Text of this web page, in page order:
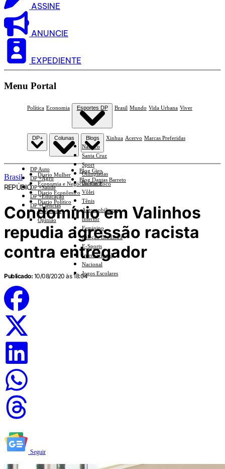
ASSINE
ANUNCIE
EXPEDIENTE
Menu Portal
Política Economia Esportes DP
Náutico
Santa Cruz
Sport
Olimpíadas
Basquete
Vôlei
Tênis
Automobilismo
Interior
Feminino
Seleção Brasileira
E-Sports
Internacional
Nacional
Jogos Escolares
Brasil Mundo Vida Urbana Viver
DP+
DP Auto
DP +Agro
DP +Saúde
DP +Educação
DP +Ciências
Colunas
Diario Mulher
Economia e Negócios Em Foco
Diario Econômico
Diario Político
Esplanada
Opinião
Blogs
Blog Giro
Blog Dantas Barreto
Xinhua Acervo Marcas Preferidas
Brasil
REPÚDIO
Condomínio em Valinhos
repudia agressão racista
contra entregador
Publicado: 10/08/2020 às 18:04
Seguir